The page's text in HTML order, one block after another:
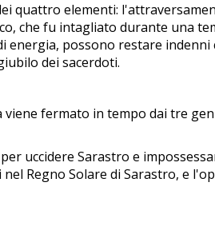
quattro elementi:
che fu intagliato durante una
possono restare
dei sacerdoti.
fermato in tempo dai tre
uccidere Sarastro e
Regno Solare di Sarastro, e